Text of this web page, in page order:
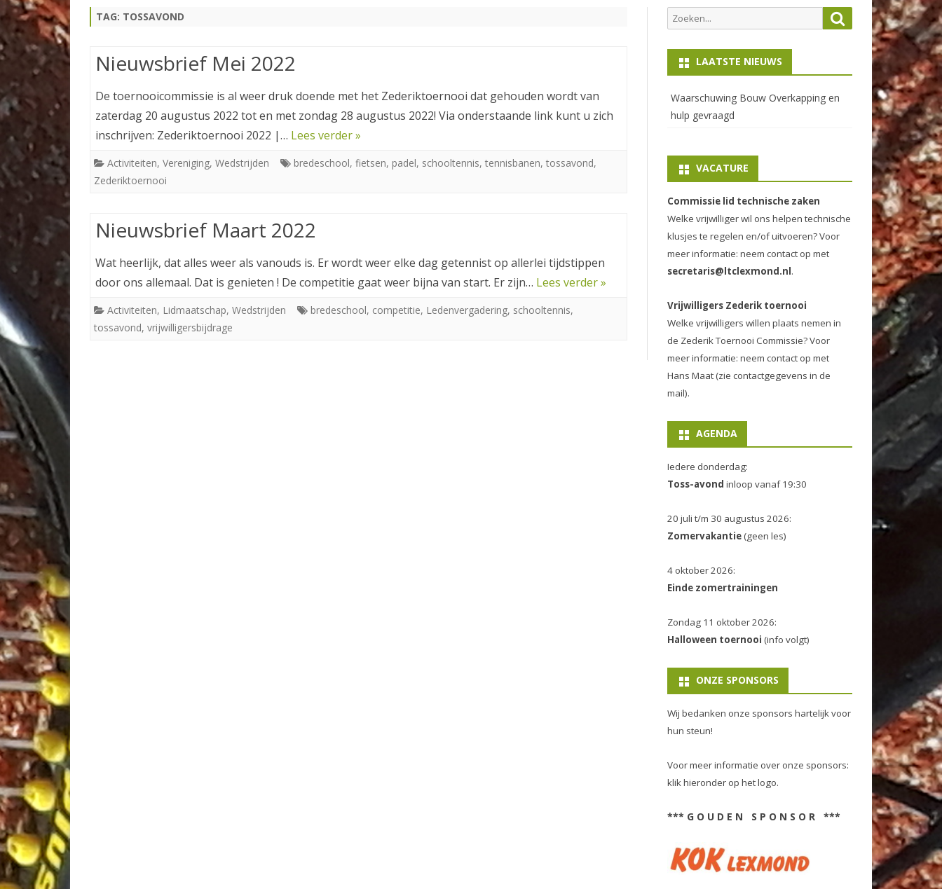
TAG: TOSSAVOND
Nieuwsbrief Mei 2022
De toernooicommissie is al weer druk doende met het Zederiktoernooi dat gehouden wordt van
zaterdag 20 augustus 2022 tot en met zondag 28 augustus 2022! Via onderstaande link kunt u zich
inschrijven: Zederiktoernooi 2022 |… Lees verder »
Activiteiten, Vereniging, Wedstrijden bredeschool, fietsen, padel, schooltennis, tennisbanen, tossavond,
Zederiktoernooi
Nieuwsbrief Maart 2022
Wat heerlijk, dat alles weer als vanouds is. Er wordt weer elke dag getennist op allerlei tijdstippen
door ons allemaal. Dat is genieten ! De competitie gaat weer bijna van start. Er zijn… Lees verder »
Activiteiten, Lidmaatschap, Wedstrijden bredeschool, competitie, Ledenvergadering, schooltennis,
tossavond, vrijwilligersbijdrage
Zoeken
naar:
Zoeken
LAATSTE NIEUWS
Waarschuwing Bouw Overkapping en
hulp gevraagd
VACATURE
Commissie lid technische zaken
Welke vrijwilliger wil ons helpen technische
klusjes te regelen en/of uitvoeren? Voor
meer informatie: neem contact op met
secretaris@ltclexmond.nl .
Vrijwilligers Zederik toernooi
Welke vrijwilligers willen plaats nemen in
de Zederik Toernooi Commissie? Voor
meer informatie: neem contact op met
Hans Maat (zie contactgegevens in de
mail).
AGENDA
Iedere donderdag:
Toss-avond inloop vanaf 19:30
20 juli t/m 30 augustus 2026:
Zomervakantie(geen les)
4 oktober 2026:
Einde zomertrainingen
Zondag 11 oktober 2026:
Halloween toernooi (info volgt)
ONZE SPONSORS
Wij bedanken onze sponsors hartelijk voor
hun steun!
Voor meer informatie over onze sponsors:
klik hieronder op het logo.
*** G O U D E N S P O N S O R ***